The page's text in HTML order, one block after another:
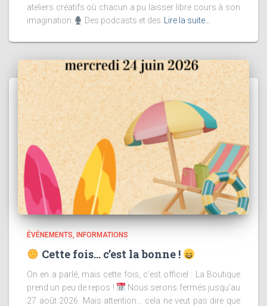
ateliers créatifs où chacun a pu laisser libre cours à son
imagination.
Des podcasts et des Lire la suite…
ÉVÉNEMENTS INFORMATIONS
Cette fois… c’est la bonne !
On en a parlé, mais cette fois, c’est officiel : La Boutique
prend un peu de repos !
Nous serons fermés jusqu’au
27 août 2026. Mais attention… cela ne veut pas dire que